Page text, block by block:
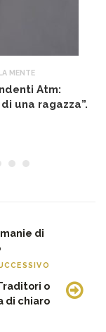
MENTE
Atm:
una ragazza”.
di
o
di chiaro